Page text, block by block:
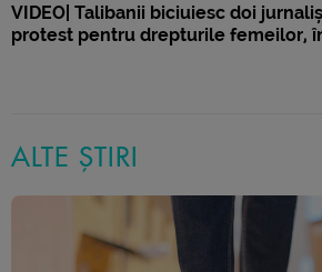
VIDEO| Talibanii biciuiesc doi
protest pentru drepturile femeilor,
ALTE ȘTIRI